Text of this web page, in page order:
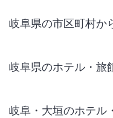
岐阜県の市区町村か
岐阜県のホテル・旅
岐阜・大垣のホテル